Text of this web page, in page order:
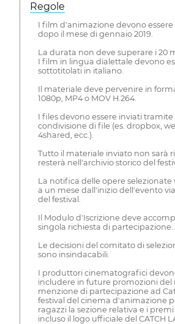
Regole
I film d'animazione devono essere
dopo il mese di gennaio 2019.
La durata non deve superare i 20
I film in lingua dialettale devono
sottotitolati in italiano.
Il materiale deve pervenire in
1080p, MP4 o MOV H.264.
I files devono essere inviati tramite
condivisione di file (es. dropbox,
4shared, ecc.).
Tutto il materiale inviato non sarà
resterà nell'archivio storico del
La notifica delle opere
a un mese dall'inizio dell'evento
del festival.
Il Modulo d'Iscrizione deve
singola richiesta di partecipazione.
Le decisioni del comitato di
sono insindacabili.
I produttori cinematografici
includere in future promozioni del
menzione di partecipazione ad
festival del cinema d'animazione
ragazzi la sezione relativa e i
incluso il logo ufficiale del CATCH